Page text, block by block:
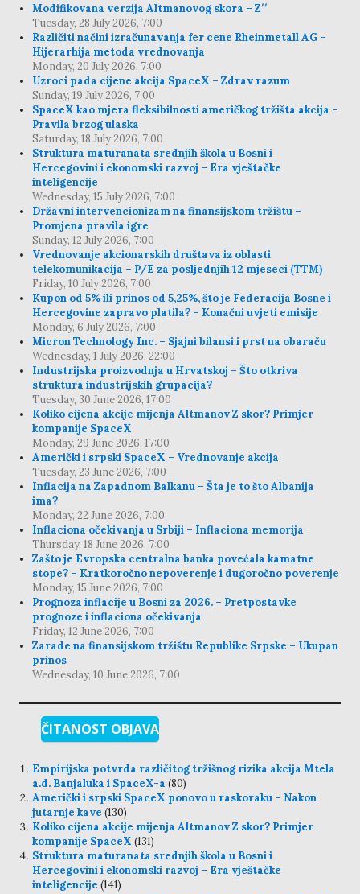
Modifikovana verzija Altmanovog skora – Z′′
Tuesday, 28 July 2026, 7:00
Različiti načini izračunavanja fer cene Rheinmetall AG –
Hijerarhija metoda vrednovanja
Monday, 20 July 2026, 7:00
Uzroci pada cijene akcija SpaceX – Zdrav razum
Sunday, 19 July 2026, 7:00
SpaceX kao mjera fleksibilnosti američkog tržišta akcija –
Pravila brzog ulaska
Saturday, 18 July 2026, 7:00
Struktura maturanata srednjih škola u Bosni i
Hercegovini i ekonomski razvoj – Era vještačke
inteligencije
Wednesday, 15 July 2026, 7:00
Državni intervencionizam na finansijskom tržištu –
Promjena pravila igre
Sunday, 12 July 2026, 7:00
Vrednovanje akcionarskih društava iz oblasti
telekomunikacija – P/E za posljednjih 12 mjeseci (TTM)
Friday, 10 July 2026, 7:00
Kupon od 5% ili prinos od 5,25%, što je Federacija Bosne i
Hercegovine zapravo platila? – Konačni uvjeti emisije
Monday, 6 July 2026, 7:00
Micron Technology Inc. – Sjajni bilansi i prst na obaraču
Wednesday, 1 July 2026, 22:00
Industrijska proizvodnja u Hrvatskoj – Što otkriva
struktura industrijskih grupacija?
Tuesday, 30 June 2026, 17:00
Koliko cijena akcije mijenja Altmanov Z skor? Primjer
kompanije SpaceX
Monday, 29 June 2026, 17:00
Američki i srpski SpaceX – Vrednovanje akcija
Tuesday, 23 June 2026, 7:00
Inflacija na Zapadnom Balkanu – Šta je to što Albanija
ima?
Monday, 22 June 2026, 7:00
Inflaciona očekivanja u Srbiji – Inflaciona memorija
Thursday, 18 June 2026, 7:00
Zašto je Evropska centralna banka povećala kamatne
stope? – Kratkoročno nepoverenje i dugoročno poverenje
Monday, 15 June 2026, 7:00
Prognoza inflacije u Bosni za 2026. – Pretpostavke
prognoze i inflaciona očekivanja
Friday, 12 June 2026, 7:00
Zarade na finansijskom tržištu Republike Srpske – Ukupan
prinos
Wednesday, 10 June 2026, 7:00
ČITANOST OBJAVA
Empirijska potvrda različitog tržišnog rizika akcija Mtela
a.d. Banjaluka i SpaceX-a (80)
Američki i srpski SpaceX ponovo u raskoraku – Nakon
jutarnje kave (130)
Koliko cijena akcije mijenja Altmanov Z skor? Primjer
kompanije SpaceX (131)
Struktura maturanata srednjih škola u Bosni i
Hercegovini i ekonomski razvoj – Era vještačke
inteligencije (141)